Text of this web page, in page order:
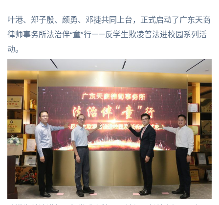
叶港、郑子殷、颜勇、邓捷共同上台，正式启动了广东天商
律师事务所法治伴“童”行——反学生欺凌普法进校园系列活
动。